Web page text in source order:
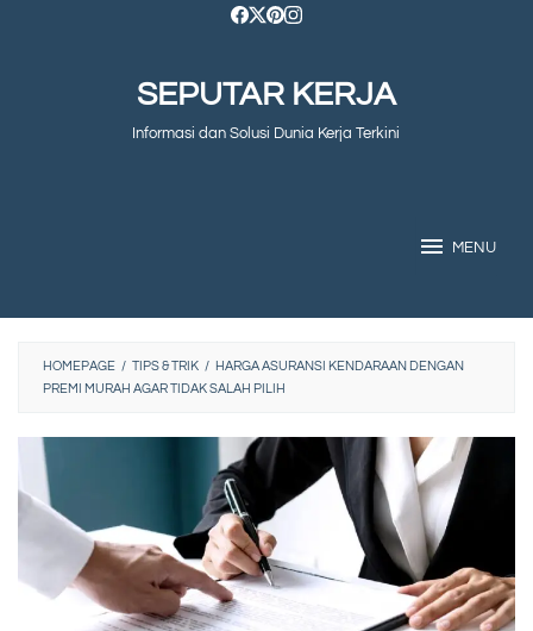
SEPUTAR KERJA
Informasi dan Solusi Dunia Kerja Terkini
MENU
HOMEPAGE / TIPS & TRIK / HARGA ASURANSI KENDARAAN DENGAN
PREMI MURAH AGAR TIDAK SALAH PILIH